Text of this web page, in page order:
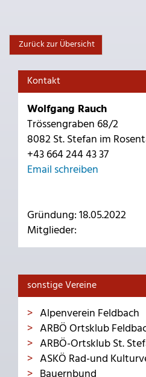
Zurück zur Übersicht
Kontakt
Wolfgang Rauch
Trössengraben 68/2
8082 St. Stefan im
+43 664 244 43 37
Email schreiben
Gründung: 18.05.2022
Mitglieder:
sonstige Vereine
Alpenverein Feldbach
ARBÖ Ortsklub
ARBÖ-Ortsklub St.
ASKÖ Rad-und